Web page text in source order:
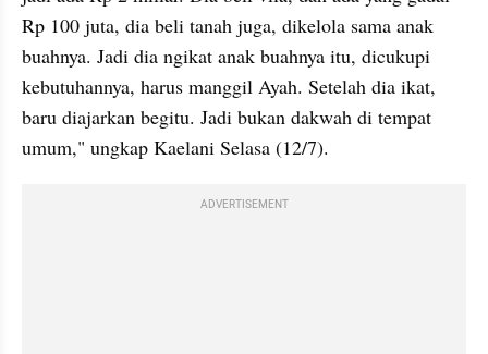
Rp 100 juta, dia beli tanah juga, dikelola sama anak
buahnya. Jadi dia ngikat anak buahnya itu, dicukupi
kebutuhannya, harus manggil Ayah. Setelah dia ikat,
baru diajarkan begitu. Jadi bukan dakwah di tempat
umum," ungkap Kaelani Selasa (12/7).
ADVERTISEMENT